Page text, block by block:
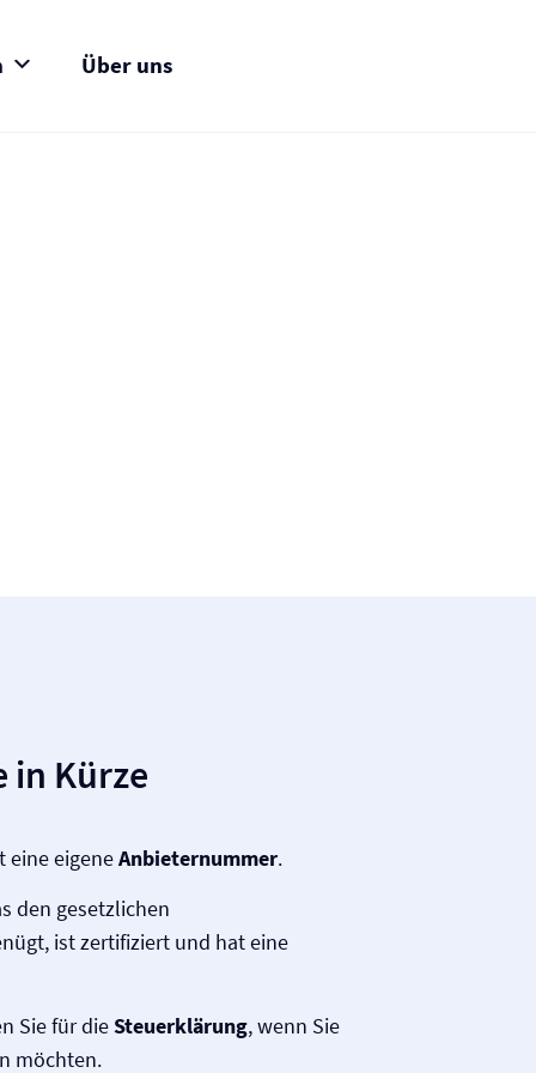
Über uns
in Kürze
eine eigeneAnbieternummer.
den gesetzlichen
ist zertifiziert und hat eine
Sie für dieSteuerklärung, wenn Sie
möchten.